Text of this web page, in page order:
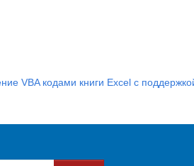
VBA кодами книги Excel с